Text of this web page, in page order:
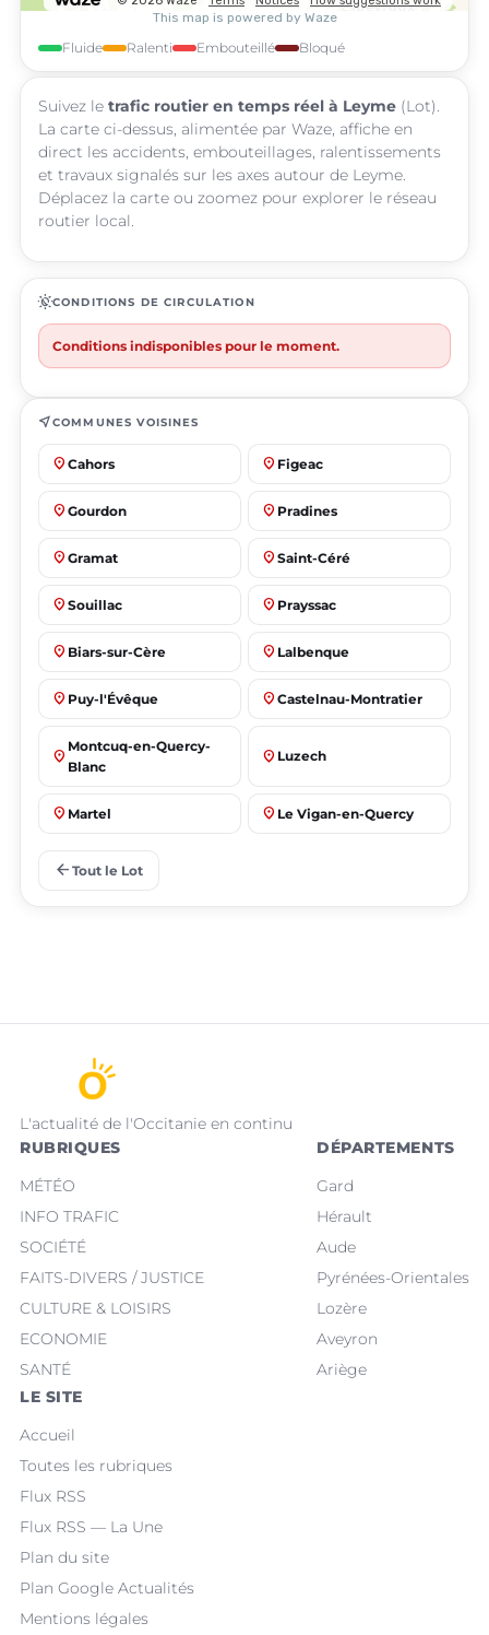
Fluide Ralenti Embouteillé Bloqué
Suivez le trafic routier en temps réel à Leyme (Lot).
La carte ci-dessus, alimentée par Waze, affiche en
direct les accidents, embouteillages, ralentissements
et travaux signalés sur les axes autour de Leyme.
Déplacez la carte ou zoomez pour explorer le réseau
routier local.
routineCONDITIONS DE CIRCULATION
Conditions indisponibles pour le moment.
near_meCOMMUNES VOISINES
place Cahors place Figeac
place Gourdon place Pradines
place Gramat place Saint-Céré
place Souillac place Prayssac
place Biars-sur-Cère place Lalbenque
place Puy-l'Évêque place Castelnau-Montratier
place
Montcuq-en-Quercy-
Blanc
place Luzech
place Martel place Le Vigan-en-Quercy
place
arrow_back Tout le Lot
L'actualité de l'Occitanie en continu
RUBRIQUES
MÉTÉO
INFO TRAFIC
SOCIÉTÉ
FAITS-DIVERS / JUSTICE
CULTURE & LOISIRS
ECONOMIE
SANTÉ
DÉPARTEMENTS
Gard
Hérault
Aude
Pyrénées-Orientales
Lozère
Aveyron
Ariège
LE SITE
Accueil
Toutes les rubriques
Flux RSS
Flux RSS — La Une
Plan du site
Plan Google Actualités
Mentions légales